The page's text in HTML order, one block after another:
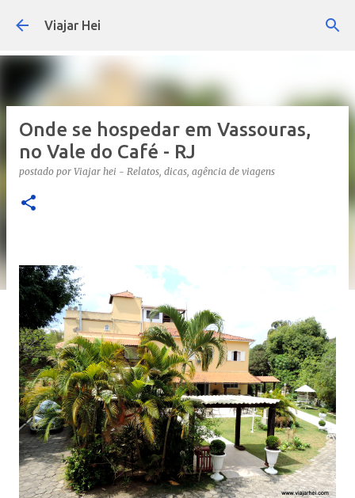
Pular para o conteúdo principal
Viajar Hei
Onde se hospedar em Vassouras,
no Vale do Café - RJ
postado por Viajar hei - Relatos, dicas, agência de viagens